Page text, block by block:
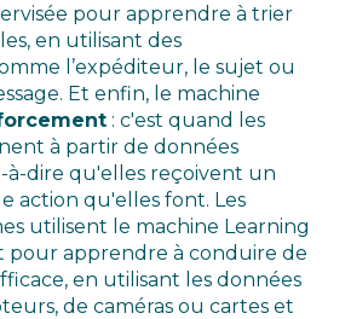
pour apprendre à trier
en utilisant des
l’expéditeur, le sujet ou
Et enfin, le machine
: c'est quand les
à partir de données
à-dire qu'elles reçoivent un
action qu'elles font. Les
utilisent le machine Learning
pour apprendre à conduire de
en utilisant les données
de caméras ou cartes et